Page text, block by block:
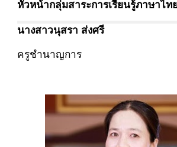
หัวหน้ากลุ่มสาระการเรียนรู้ภาษาไท
นางสาวนุสรา ส่งศรี
ครูชำนาญการ